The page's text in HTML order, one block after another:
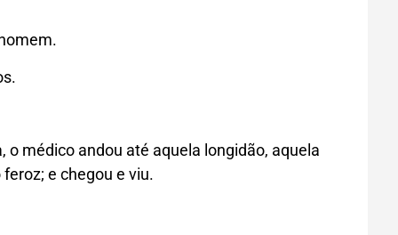
mé­dico andou até aquela longidão, aquela
e chegou e viu.